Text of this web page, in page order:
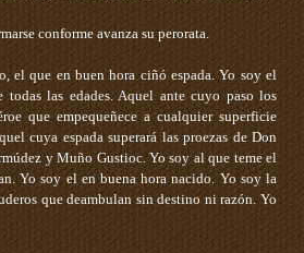
conforme avanza su perorata.
que en buen hora ciñó espada. Yo soy el
las edades. Aquel ante cuyo paso los
que empequeñece a cualquier superficie
cuya espada superará las proezas de Don
y Muño Gustioc. Yo soy al que teme el
Yo soy el en buena hora nacido. Yo soy la
que deambulan sin destino ni razón. Yo